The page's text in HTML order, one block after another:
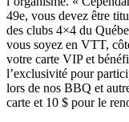
49e, vous devez être
des clubs 4×4 du
vous soyez en VTT,
votre carte VIP et
l’exclusivité pour
lors de nos BBQ et
carte et 10 $ pour le